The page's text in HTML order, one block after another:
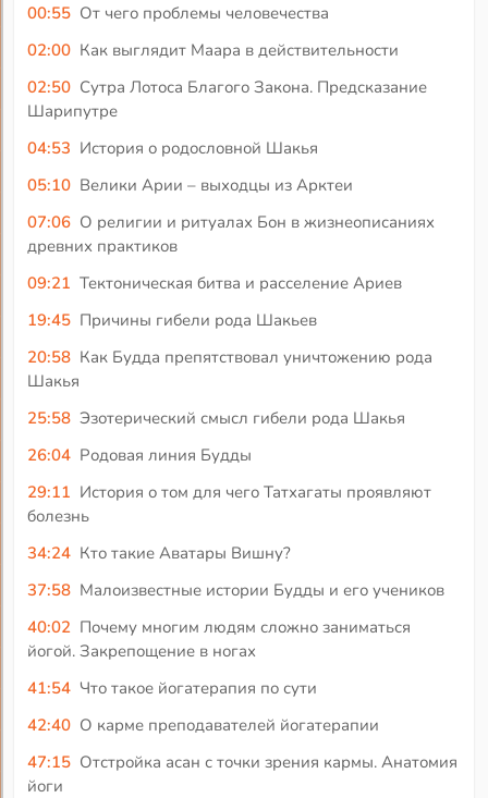
00:55 От чего проблемы человечества
02:00 Как выглядит Маара в действительности
02:50 Сутра Лотоса Благого Закона. Предсказание
Шарипутре
04:53 История о родословной Шакья
05:10 Велики Арии – выходцы из Арктеи
07:06 О религии и ритуалах Бон в жизнеописаниях
древних практиков
09:21 Тектоническая битва и расселение Ариев
19:45 Причины гибели рода Шакьев
20:58 Как Будда препятствовал уничтожению рода
Шакья
25:58 Эзотерический смысл гибели рода Шакья
26:04 Родовая линия Будды
29:11 История о том для чего Татхагаты проявляют
болезнь
34:24 Кто такие Аватары Вишну?
37:58 Малоизвестные истории Будды и его учеников
40:02 Почему многим людям сложно заниматься
йогой. Закрепощение в ногах
41:54 Что такое йогатерапия по сути
42:40 О карме преподавателей йогатерапии
47:15 Отстройка асан с точки зрения кармы. Анатомия
йоги